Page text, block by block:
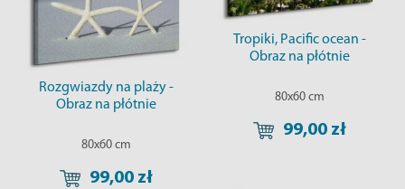
Tropiki, Pacific ocean -
Obraz na płótnie
80x60 cm
99,00 zł
Rozgwiazdy na plaży -
Obraz na płótnie
80x60 cm
99,00 zł